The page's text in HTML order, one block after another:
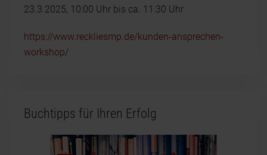
23.3.2025, 10:00 Uhr bis ca. 11:30 Uhr
https://www.reckliesmp.de/kunden-ansprechen-
workshop/
Buchtipps für Ihren Erfolg